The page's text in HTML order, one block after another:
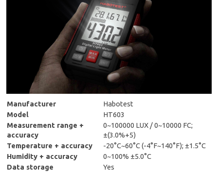
Manufacturer
Habotest
Model
HT603
Measurement range +
accuracy
0~100000 LUX / 0~10000 FC;
±(3.0%+5)
Temperature + accuracy
-20°C~60°C (-4°F~140°F); ±1.5°C
Humidity + accuracy
0~100% ±5.0°C
Data storage
Yes